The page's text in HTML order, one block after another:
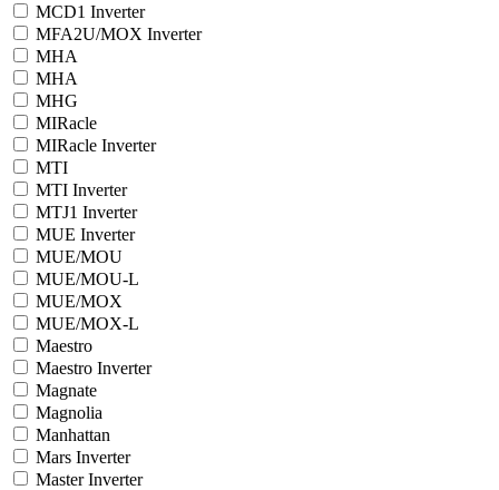
MCD1 Inverter
MFA2U/MOX Inverter
MHA
MHA
MHG
MIRacle
MIRacle Inverter
MTI
MTI Inverter
MTJ1 Inverter
MUE Inverter
MUE/MOU
MUE/MOU-L
MUE/MOX
MUE/MOX-L
Maestro
Maestro Inverter
Magnate
Magnolia
Manhattan
Mars Inverter
Master Inverter